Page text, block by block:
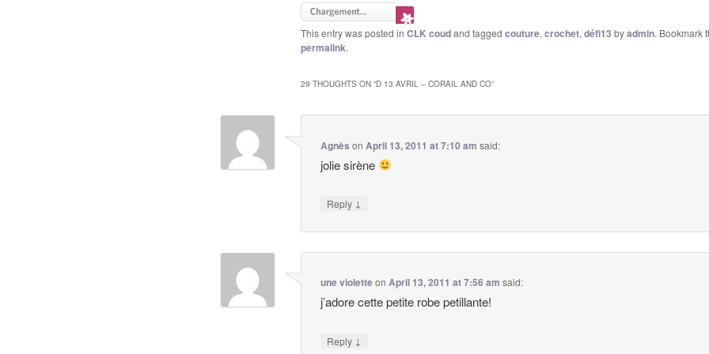
This entry was posted in CLK coudand tagged couture, crochet, défi13 byadmin. Bookmark
permalink.
29 THOUGHTS ON “D 13 AVRIL – CORAIL AND CO”
Agnès on April 13, 2011 at 7:10 am said:
jolie sirène
Reply ↓
une violetteon April 13, 2011 at 7:56 am said:
j’adore cette petite robe petillante!
Reply ↓